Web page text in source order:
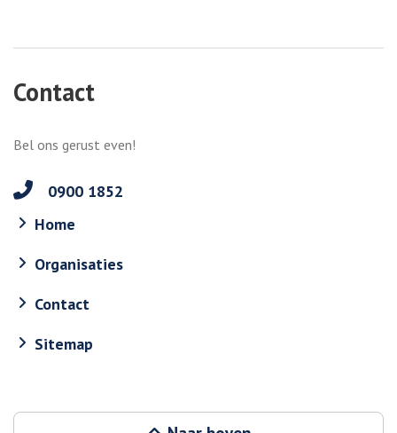
Contact
Bel ons gerust even!
0900 1852
Home
Organisaties
Contact
Sitemap